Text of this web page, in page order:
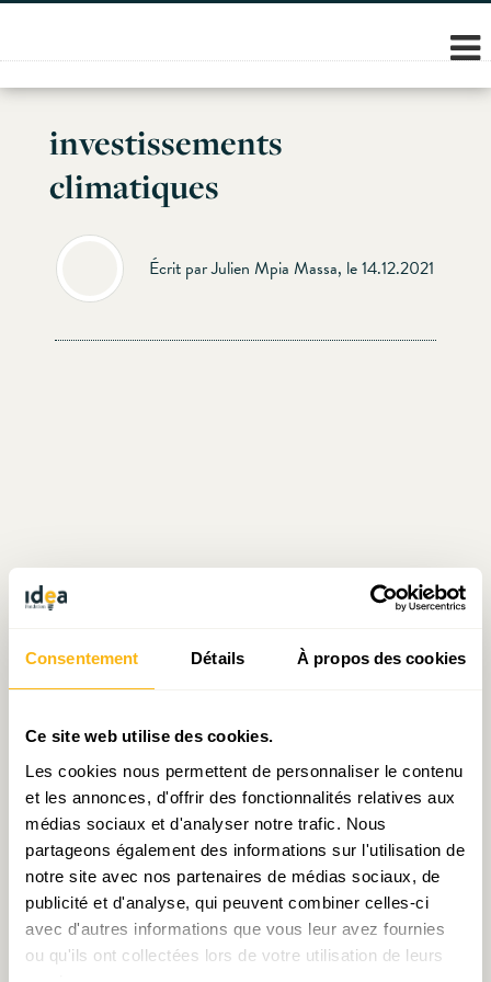
Consentement Détails À propos des cookies
Ce site web utilise des cookies.
Les cookies nous permettent de personnaliser le contenu
et les annonces, d'offrir des fonctionnalités relatives aux
médias sociaux et d'analyser notre trafic. Nous
partageons également des informations sur l'utilisation de
notre site avec nos partenaires de médias sociaux, de
publicité et d'analyse, qui peuvent combiner celles-ci
avec d'autres informations que vous leur avez fournies
ou qu'ils ont collectées lors de votre utilisation de leurs
Skip
content
investissements
climatiques
Écrit par Julien Mpia Massa, le 14.12.2021
Écrit par Julien Mpia Massa
Prendre contact avec Julien Mpia Massa
Partager: